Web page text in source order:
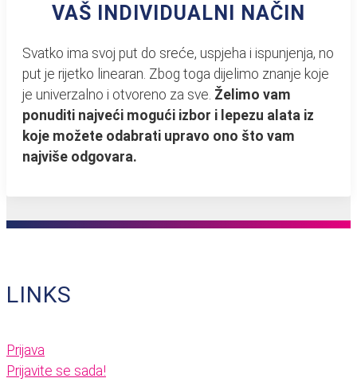
VAŠ INDIVIDUALNI NAČIN
Svatko ima svoj put do sreće, uspjeha i ispunjenja, no
put je rijetko linearan. Zbog toga dijelimo znanje koje
je univerzalno i otvoreno za sve. Želimo vam
ponuditi najveći mogući izbor i lepezu alata iz
koje možete odabrati upravo ono što vam
najviše odgovara.
LINKS
Prijava
Prijavite se sada!